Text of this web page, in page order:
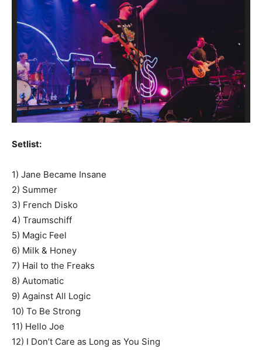
Setlist:
1) Jane Became Insane
2) Summer
3) French Disko
4) Traumschiff
5) Magic Feel
6) Milk & Honey
7) Hail to the Freaks
8) Automatic
9) Against All Logic
10) To Be Strong
11) Hello Joe
12) I Don’t Care as Long as You Sing